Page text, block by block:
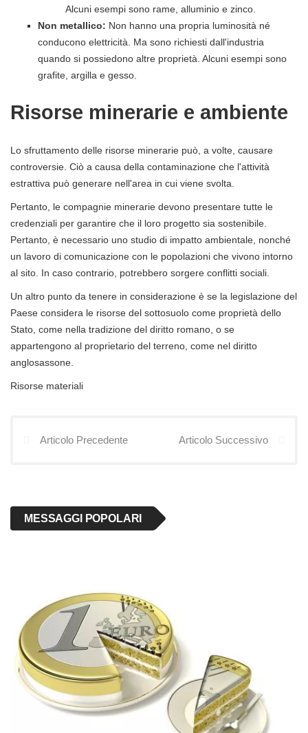
Alcuni esempi sono rame, alluminio e zinco.
Non metallico: Non hanno una propria luminosità né
conducono elettricità. Ma sono richiesti dall'industria
quando si possiedono altre proprietà. Alcuni esempi sono
grafite, argilla e gesso.
Risorse minerarie e ambiente
Lo sfruttamento delle risorse minerarie può, a volte, causare
controversie. Ciò a causa della contaminazione che l'attività
estrattiva può generare nell'area in cui viene svolta.
Pertanto, le compagnie minerarie devono presentare tutte le
credenziali per garantire che il loro progetto sia sostenibile.
Pertanto, è necessario uno studio di impatto ambientale, nonché
un lavoro di comunicazione con le popolazioni che vivono intorno
al sito. In caso contrario, potrebbero sorgere conflitti sociali.
Un altro punto da tenere in considerazione è se la legislazione del
Paese considera le risorse del sottosuolo come proprietà dello
Stato, come nella tradizione del diritto romano, o se
appartengono al proprietario del terreno, come nel diritto
anglosassone.
Risorse materiali
Articolo Precedente Articolo Successivo
MESSAGGI POPOLARI